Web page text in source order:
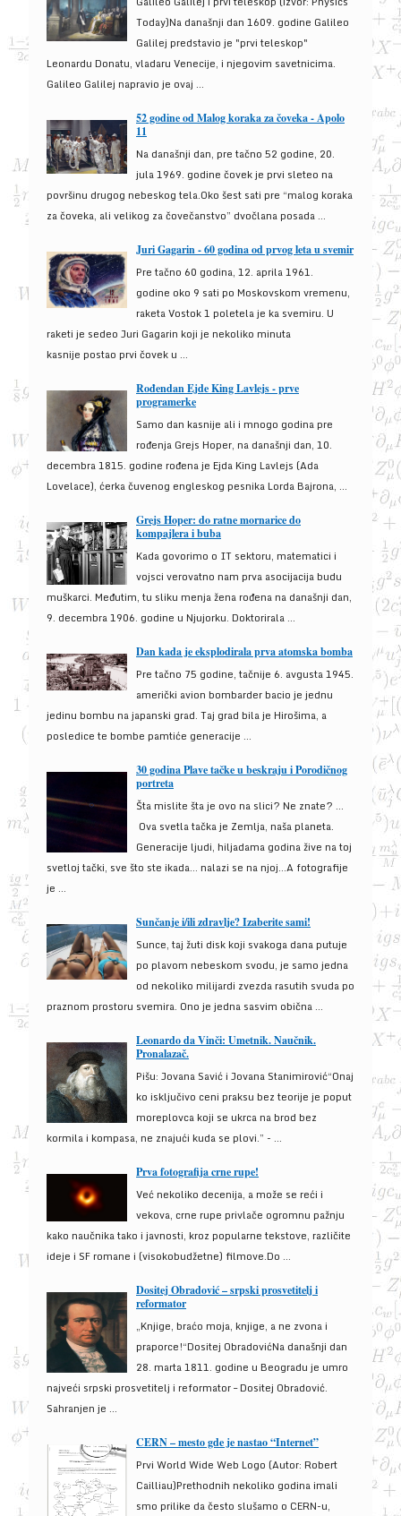
Today)Na današnji dan 1609. godine Galileo
Galilej predstavio je "prvi teleskop"
Leonardu Donatu, vladaru Venecije, i njegovim savetnicima.
Galileo Galilej napravio je ovaj ...
52 godine od Malog koraka za čoveka - Apolo
11
Na današnji dan, pre tačno 52 godine, 20.
jula 1969. godine čovek je prvi sleteo na
površinu drugog nebeskog tela.Oko šest sati pre “malog koraka
za čoveka, ali velikog za čovečanstvo” dvočlana posada ...
Juri Gagarin - 60 godina od prvog leta u svemir
Pre tačno 60 godina, 12. aprila 1961.
godine oko 9 sati po Moskovskom vremenu,
raketa Vostok 1 poletela je ka svemiru. U
raketi je sedeo Juri Gagarin koji je nekoliko minuta
kasnije postao prvi čovek u ...
Rođendan Ejde King Lavlejs - prve
programerke
Samo dan kasnije ali i mnogo godina pre
rođenja Grejs Hoper, na današnji dan, 10.
decembra 1815. godine rođena je Ejda King Lavlejs (Ada
Lovelace), ćerka čuvenog engleskog pesnika Lorda Bajrona, ...
Grejs Hoper: do ratne mornarice do
kompajlera i buba
Kada govorimo o IT sektoru, matematici i
vojsci verovatno nam prva asocijacija budu
muškarci. Međutim, tu sliku menja žena rođena na današnji dan,
9. decembra 1906. godine u Njujorku. Doktorirala ...
Dan kada je eksplodirala prva atomska bomba
Pre tačno 75 godine, tačnije 6. avgusta 1945.
američki avion bombarder bacio je jednu
jedinu bombu na japanski grad. Taj grad bila je Hirošima, a
posledice te bombe pamtiće generacije ...
30 godina Plave tačke u beskraju i Porodičnog
portreta
Šta mislite šta je ovo na slici? Ne znate? …
Ova svetla tačka je Zemlja, naša planeta.
Generacije ljudi, hiljadama godina žive na toj
svetloj tački, sve što ste ikada… nalazi se na njoj…A fotografije
je ...
Sunčanje i/ili zdravlje? Izaberite sami!
Sunce, taj žuti disk koji svakoga dana putuje
po plavom nebeskom svodu, je samo jedna
od nekoliko milijardi zvezda rasutih svuda po
praznom prostoru svemira. Ono je jedna sasvim obična ...
Leonardo da Vinči: Umetnik. Naučnik.
Pronalazač.
Pišu: Jovana Savić i Jovana Stanimirović“Onaj
ko isključivo ceni praksu bez teorije je poput
moreplovca koji se ukrca na brod bez
kormila i kompasa, ne znajući kuda se plovi.” - ...
Prva fotografija crne rupe!
Već nekoliko decenija, a može se reći i
vekova, crne rupe privlače ogromnu pažnju
kako naučnika tako i javnosti, kroz popularne tekstove, različite
ideje i SF romane i (visokobudžetne) filmove.Do ...
Dositej Obradović – srpski prosvetitelj i
reformator
„Knjige, braćo moja, knjige, a ne zvona i
praporce!“Dositej ObradovićNa današnji dan
28. marta 1811. godine u Beogradu je umro
najveći srpski prosvetitelj i reformator – Dositej Obradović.
Sahranjen je ...
CERN – mesto gde je nastao “Internet”
Prvi World Wide Web Logo (Autor: Robert
Cailliau)Prethodnih nekoliko godina imali
smo prilike da često slušamo o CERN-u,